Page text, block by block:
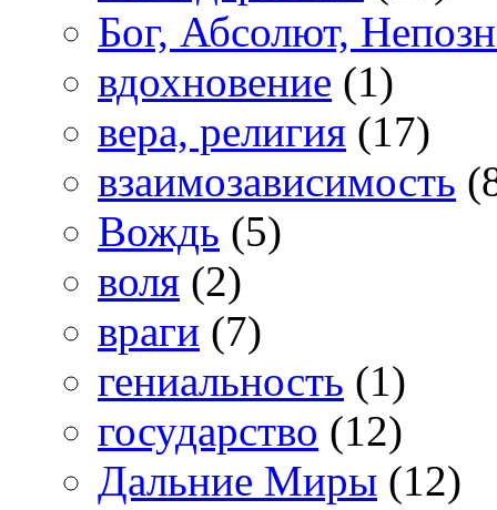
Бог, Абсолют,
вдохновение (1)
вера, религия (17)
взаимозависимость
Вождь (5)
воля (2)
враги (7)
гениальность (1)
государство (12)
Дальние Миры (12)